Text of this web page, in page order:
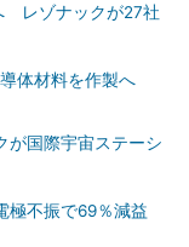
レゾナックが27社
体材料を作製へ
が国際宇宙ステーシ
極不振で69％減益